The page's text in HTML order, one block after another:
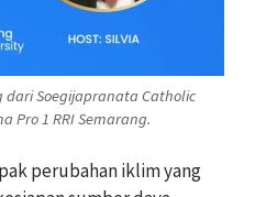
dari Soegijapranata Catholic
Pro 1 RRI Semarang.
perubahan iklim yang